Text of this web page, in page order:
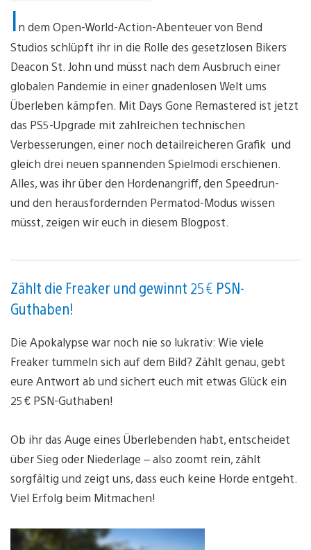
In dem Open-World-Action-Abenteuer von Bend
Studios schlüpft ihr in die Rolle des gesetzlosen Bikers
Deacon St. John und müsst nach dem Ausbruch einer
globalen Pandemie in einer gnadenlosen Welt ums
Überleben kämpfen. Mit Days Gone Remastered ist jetzt
das PS5-Upgrade mit zahlreichen technischen
Verbesserungen, einer noch detailreicheren Grafik und
gleich drei neuen spannenden Spielmodi erschienen.
Alles, was ihr über den Hordenangriff, den Speedrun-
und den herausfordernden Permatod-Modus wissen
müsst, zeigen wir euch in diesem Blogpost.
Zählt die Freaker und gewinnt 25 € PSN-
Guthaben!
Die Apokalypse war noch nie so lukrativ: Wie viele
Freaker tummeln sich auf dem Bild? Zählt genau, gebt
eure Antwort ab und sichert euch mit etwas Glück ein
25 € PSN-Guthaben!
Ob ihr das Auge eines Überlebenden habt, entscheidet
über Sieg oder Niederlage – also zoomt rein, zählt
sorgfältig und zeigt uns, dass euch keine Horde entgeht.
Viel Erfolg beim Mitmachen!